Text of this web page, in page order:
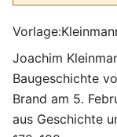
Joachim
Baugeschichte
Brand am 5.
aus Geschichte